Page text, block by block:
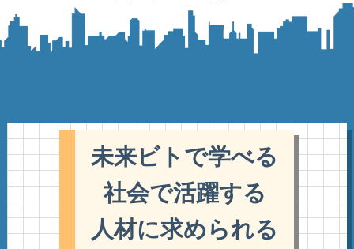
未来ビトで学べる
社会で活躍する
人材に求められる